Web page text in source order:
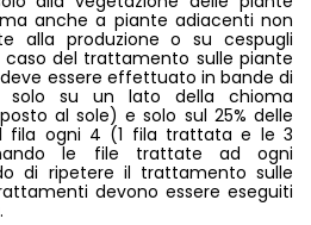
anche a piante adiacenti non
alla produzione o su cespugli
caso del trattamento sulle piante
essere effettuato in bande di
su un lato della chioma
al sole) e solo sul 25% delle
fila ogni 4 (1 fila trattata e le 3
le file trattate ad ogni
di ripetere il trattamento sulle
devono essere eseguiti